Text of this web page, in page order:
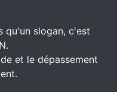
qu'un slogan, c'est
et le dépassement